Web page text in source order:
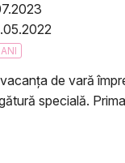
de vară
specială.